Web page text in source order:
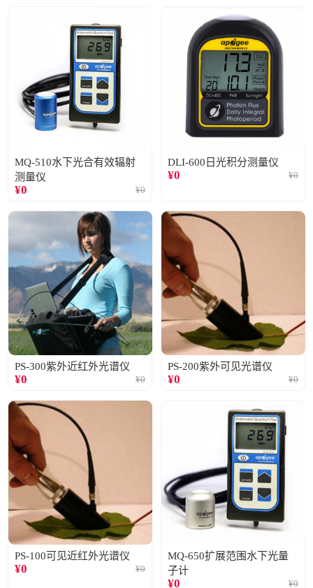
MQ-510水下光合有效辐射
测量仪
¥0 ¥0
DLI-600日光积分测量仪
¥0 ¥0
PS-300紫外近红外光谱仪
¥0 ¥0
PS-200紫外可见光谱仪
¥0 ¥0
PS-100可见近红外光谱仪
¥0 ¥0
MQ-650扩展范围水下光量
子计
¥0 ¥0